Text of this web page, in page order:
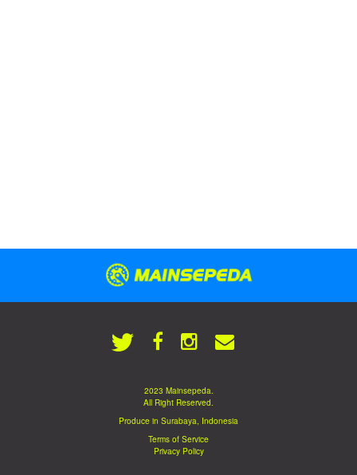
2023 Mainsepeda.
All Right Reserved.
Produce in Surabaya, Indonesia
Terms of Service
Privacy Policy